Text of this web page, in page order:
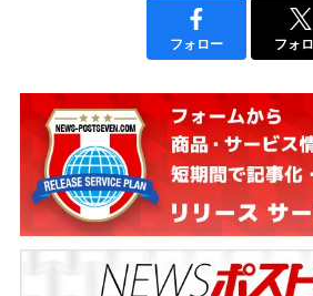
フォロー フォ